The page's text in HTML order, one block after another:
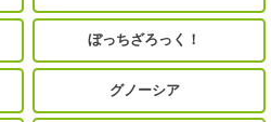
ぼっちざろっく！
グノーシア